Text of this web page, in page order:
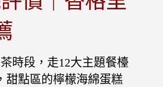
時段，走12大主題餐檯
甜點區的檸檬海綿蛋糕